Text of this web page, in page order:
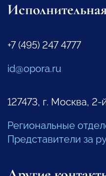
+7 (495) 247 4777
id@opora.ru
127473, г. Москва,
Региональные
Представители за